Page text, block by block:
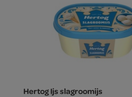
Hertog Ijs slagroomijs